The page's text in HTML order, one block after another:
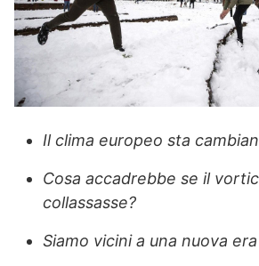
Il clima europeo sta
Cosa accadrebbe se il
collassasse?
Siamo vicini a una nuova